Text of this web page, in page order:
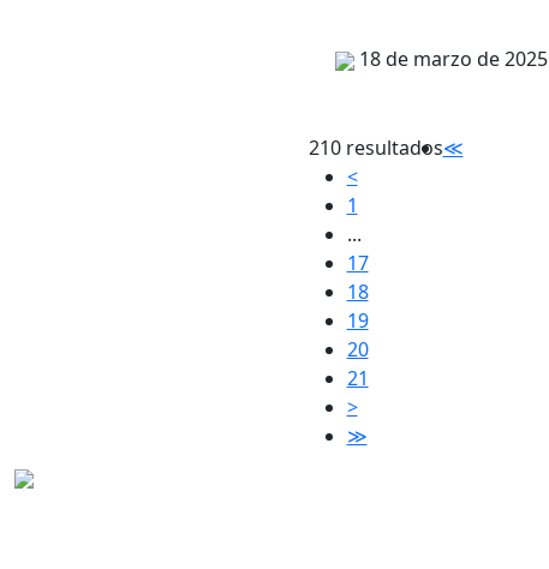
18 de marzo de 2025
210 resultados≪
<
1
...
17
18
19
20
21
>
≫